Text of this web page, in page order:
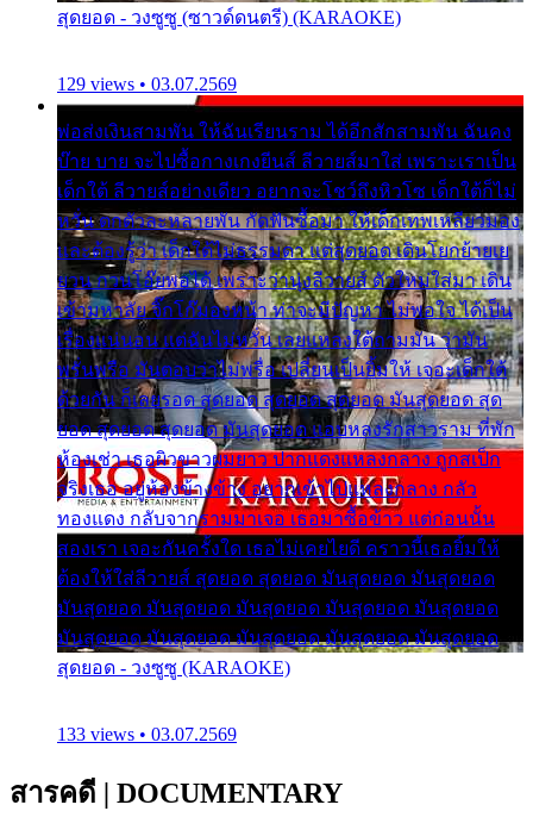
สุดยอด - วงซูซู (ซาวด์ดนตรี) (KARAOKE)
129 views • 03.07.2569
พ่อส่งเงินสามพัน ให้ฉันเรียนราม ได้อีกสักสามพัน ฉันคง
บ๊าย บาย จะไปซื้อกางเกงยีนส์ ลีวายส์มาใส่ เพราะเราเป็น
เด็กใต้ ลีวายส์อย่างเดียว อยากจะโชว์ถึงหิวโซ เด็กใต้ก็ไม่
หวั่น ตกตัวละหลายพัน กัดฟันซื้อมา ให้เด็กเทพเหลียวมอง
และต้องรู้ว่า เด็กใต้ไม่ธรรมดา แต่สุดยอด เดินโยกย้ายเย
ยวน กวนโอ๊ยพอได้ เพราะว่านุ่งลีวายส์ ตัวใหม่ใส่มา เดิน
เข้ามหาลัย จิ๊กโก๊มองหน้า ท่าจะมีปัญหา ไม่พอใจ ได้เป็น
เรื่องแน่นอน แต่ฉันไม่หวั่น เลยแหลงใต้ถามมัน ว่ามัน
พรั่นพรือ มันตอบว่าไม่พรื่อ เปลี่ยนเป็นยิ้มให้ เจอะเด็กใต้
ด้วยกัน ก็เลยรอด สุดยอด สุดยอด สุดยอด มันสุดยอด สุด
ยอด สุดยอด สุดยอด มันสุดยอด แอบหลงรักสาวราม ที่พัก
ห้องเช่า เธอผิวขาวผมยาว ปากแดงแหลงกลาง ถูกสเป็ก
จริงเธอ อยู่ห้องข้างข้าง อยากเข้าไปแหลงกลาง กลัว
ทองแดง กลับจากรามมาเจอ เธอมาซื้อข้าว แต่ก่อนนั้น
สองเรา เจอะกันครั้งใด เธอไม่เคยไยดี คราวนี้เธอยิ้มให้
ต้องให้ใส่ลีวายส์ สุดยอด สุดยอด มันสุดยอด มันสุดยอด
มันสุดยอด มันสุดยอด มันสุดยอด มันสุดยอด มันสุดยอด
มันสุดยอด มันสุดยอด มันสุดยอด มันสุดยอด มันสุดยอด
สุดยอด - วงซูซู (KARAOKE)
133 views • 03.07.2569
สารคดี | DOCUMENTARY